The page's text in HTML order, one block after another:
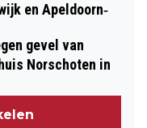
en Apeldoorn‐
gevel van
Norschoten in